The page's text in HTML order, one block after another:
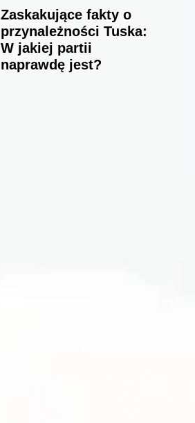
Zaskakujące fakty o
przynależności Tuska:
W jakiej partii
naprawdę jest?